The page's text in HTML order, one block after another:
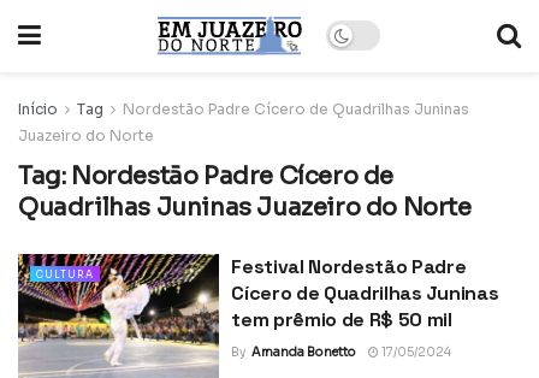
Início Tag
Nordestão Padre Cícero de Quadrilhas Juninas
Juazeiro do Norte
Tag: Nordestão Padre Cícero de
Quadrilhas Juninas Juazeiro do Norte
CULTURA
Festival Nordestão Padre
Cícero de Quadrilhas Juninas
tem prêmio de R$ 50 mil
By Amanda Bonetto 17/05/2024